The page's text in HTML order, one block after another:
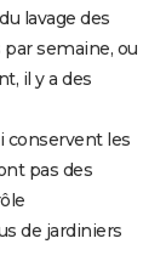
lavage des
par semaine, ou
il y a des
conservent les
pas des
de jardiniers